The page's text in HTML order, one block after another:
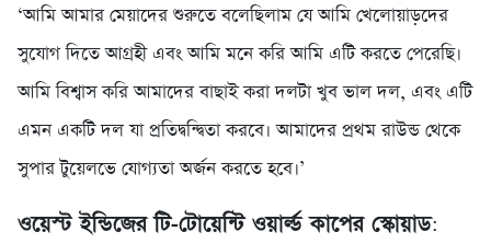
‘আমি আমার মেয়াদের শুরুতে বলেছিলাম যে আমি খেলোয়াড়দের
সুযোগ দিতে আগ্রহী এবং আমি মনে করি আমি এটি করতে পেরেছি।
আমি বিশ্বাস করি আমাদের বাছাই করা দলটা খুব ভাল দল, এবং এটি
এমন একটি দল যা প্রতিদ্বন্দ্বিতা করবে। আমাদের প্রথম রাউন্ড থেকে
সুপার টুয়েলভে যোগ্যতা অর্জন করতে হবে।’
ওয়েস্ট ইন্ডিজের টি-টোয়েন্টি ওয়ার্ল্ড কাপের স্কোয়াড: